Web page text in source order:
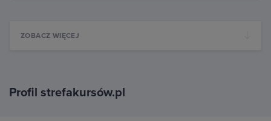
ZOBACZ WIĘCEJ
Profil strefakursów.pl